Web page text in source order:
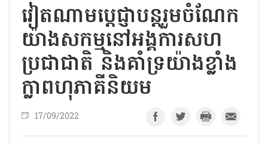
វៀតណាមប្តេជ្ញាបន្តរួមចំណែក
យ៉ាងសកម្មនៅអង្គការសហ
ប្រជាជាតិ និងគាំទ្រយ៉ាងខ្លាំង
ក្លាពហុភាគីនិយម
17/09/2022